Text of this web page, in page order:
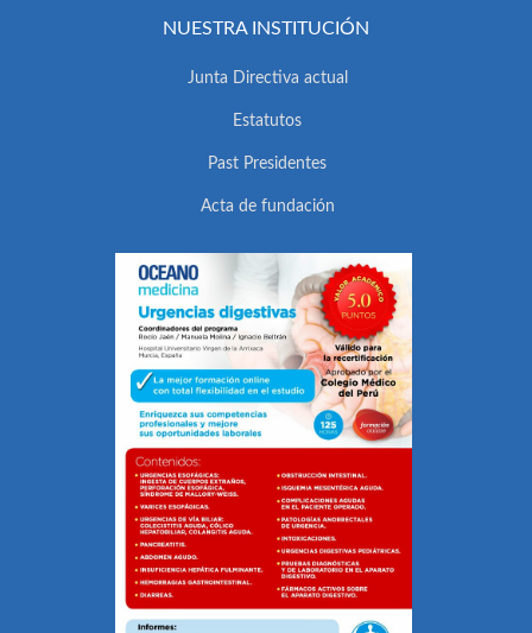
NUESTRA INSTITUCIÓN
Junta Directiva actual
Estatutos
Past Presidentes
Acta de fundación